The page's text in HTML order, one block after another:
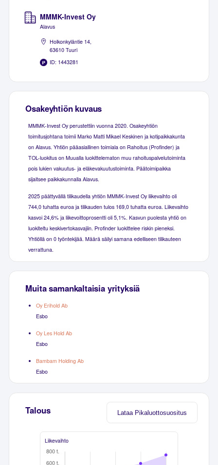
MMMK-Invest Oy
Alavus
Holkonkyläntie 14,
63610 Tuuri
ID: 1443281
Osakeyhtiön kuvaus
MMMK-Invest Oy perustettiin vuonna 2020. Osakeyhtiön
toimitusjohtana toimii Marko Matti Mikael Keskinen ja kotipaikkakunta
on Alavus. Yhtiön pääasiallinen toimiala on Rahoitus (Profinder) ja
TOL-luokitus on Muualla luokittelematon muu rahoituspalvelutoiminta
pois lukien vakuutus- ja eläkevakuutustoiminta. Päätoimipaikka
sijaitsee paikkakunnalla Alavus.
2025 päättyvällä tilikaudella yhtiön MMMK-Invest Oy liikevaihto oli
744,0 tuhatta euroa ja tilikauden tulos 169,0 tuhatta euroa. Liikevaihto
kasvoi 24,6% ja liikevoittoprosentti oli 5,1%. Kasvun puolesta yhtiö on
luokiteltu keskivertokasvajiin. Profinder luokittelee riskin pieneksi.
Yhtiöllä on 0 työntekijää. Määrä säilyi samana edelliseen tilikauteen
verrattuna.
Muita samankaltaisia yrityksiä
Oy Erihold Ab
Esbo
Oy Les Hold Ab
Esbo
Bambam Holding Ab
Esbo
Lataa Pikaluottosuositus
Talous
Liikevaihto